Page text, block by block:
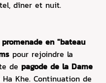
dîner et nuit.
promenade en "bateau
pour rejoindre la
de pagode de la Dame
Khe. Continuation de